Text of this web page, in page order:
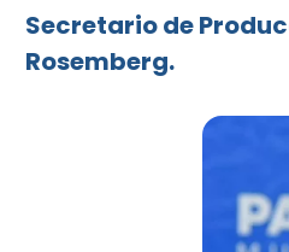
Secretario de
Rosemberg.